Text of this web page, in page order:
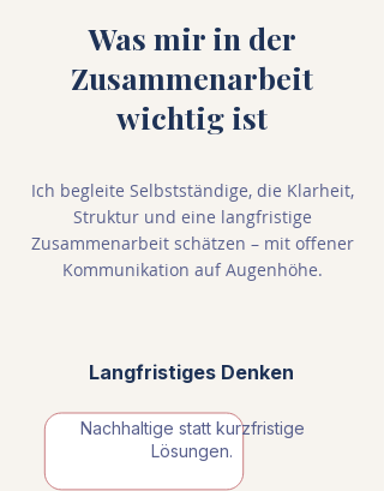
Was mir in der
Zusammenarbeit
wichtig ist
Ich begleite Selbstständige, die Klarheit,
Struktur und eine langfristige
Zusammenarbeit schätzen – mit offener
Kommunikation auf Augenhöhe.
Langfristiges Denken
Nachhaltige statt kurzfristige
Lösungen.